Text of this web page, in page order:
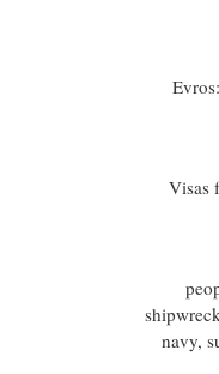
Visas
11
navy,